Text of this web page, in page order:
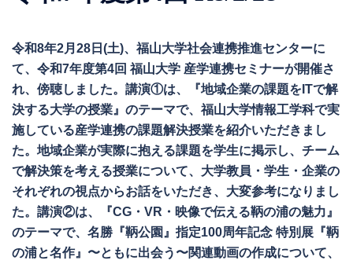
令和8年2月28日(土)、福山大学社会連携推進センターに
て、令和7年度第4回 福山大学 産学連携セミナーが開催さ
れ、傍聴しました。講演①は、『地域企業の課題をITで解
決する大学の授業』のテーマで、福山大学情報工学科で実
施している産学連携の課題解決授業を紹介いただきまし
た。地域企業が実際に抱える課題を学生に掲示し、チーム
で解決策を考える授業について、大学教員・学生・企業の
それぞれの視点からお話をいただき、大変参考になりまし
た。講演②は、『CG・VR・映像で伝える鞆の浦の魅力』
のテーマで、名勝『鞆公園』指定100周年記念 特別展『鞆
の浦と名作』〜ともに出会う〜関連動画の作成について、